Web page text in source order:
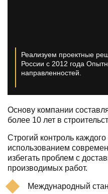
Реализуем проектные
России с 2012 года
направленностей.
Основу компании
более 10 лет в
Строгий контроль
использованием
избегать проблем с
производимых работ.
Международный